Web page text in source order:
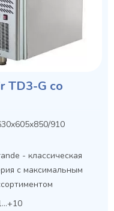
TD3-G со
910
- классическая
с максимальным